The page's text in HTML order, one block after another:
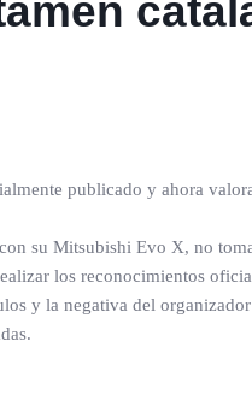
publicado y ahora
su Mitsubishi Evo X, no
los reconocimientos
y la negativa del